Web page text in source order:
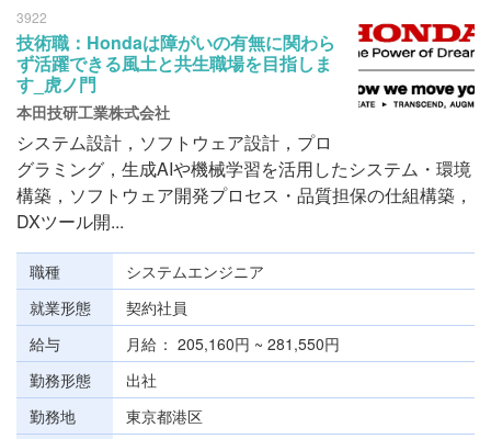
3922
技術職：Hondaは障がいの有無に関わら
ず活躍できる風土と共生職場を目指しま
す_虎ノ門
本田技研工業株式会社
システム設計，ソフトウェア設計，プロ
グラミング，生成AIや機械学習を活用したシステム・環境
構築，ソフトウェア開発プロセス・品質担保の仕組構築，
DXツール開...
職種
システムエンジニア
就業形態
契約社員
給与
月給
205,160円 ~ 281,550円
勤務形態
出社
勤務地
東京都港区